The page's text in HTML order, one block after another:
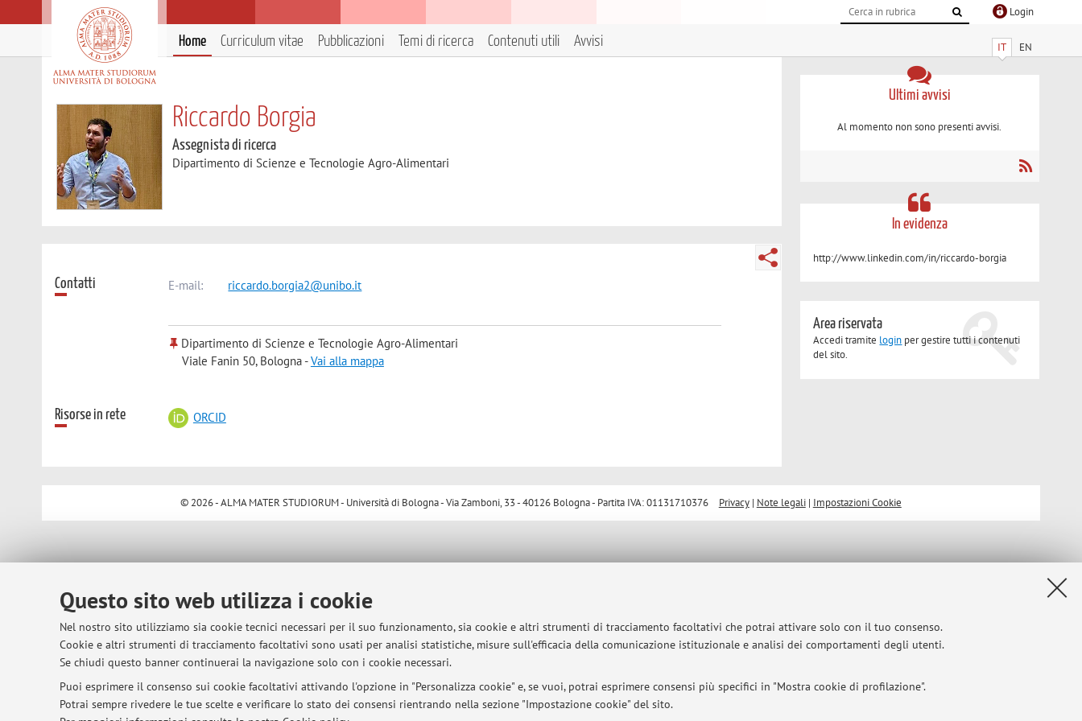
Questo sito web utilizza i cookie
Nel nostro sito utilizziamo sia cookie tecnici necessari per il suo funzionamento, sia cookie e altri strumenti di tracciamento facoltativi che potrai attivare solo con il tuo consenso.
Cookie e altri strumenti di tracciamento facoltativi sono usati per analisi statistiche, misure sull'efficacia della comunicazione istituzionale e analisi dei comportamenti degli utenti.
Se chiudi questo banner continuerai la navigazione solo con i cookie necessari.
Puoi esprimere il consenso sui cookie facoltativi attivando l'opzione in "Personalizza cookie" e, se vuoi, potrai esprimere consensi più specifici in "Mostra cookie di profilazione".
Potrai sempre rivedere le tue scelte e verificare lo stato dei consensi rientrando nella sezione "Impostazione cookie" del sito.
Login
IT EN
Home Curriculum vitae Pubblicazioni Temi di ricerca Contenuti utili Avvisi
Riccardo Borgia
Assegnista di ricerca
Dipartimento di Scienze e Tecnologie Agro-Alimentari
Contatti E-mail: riccardo.borgia2@unibo.it
Dipartimento di Scienze e Tecnologie Agro-Alimentari
Viale Fanin 50, Bologna -Vai alla mappa
Risorse in rete ORCID
Ultimi avvisi
Al momento non sono presenti avvisi.
In evidenza
http://www.linkedin.com/in/riccardo-borgia
Area riservata
Accedi tramite login per gestire tutti i contenuti
del sito.
© 2026 - ALMA MATER STUDIORUM - Università di Bologna - Via Zamboni, 33 - 40126 Bologna - Partita IVA: 01131710376 Privacy| Note legali| Impostazioni Cookie